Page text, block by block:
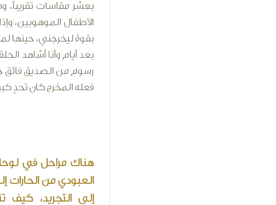
بعشر مقاسات
الأطفال الموهوبين،
بقوة ليخرجني، حينها
بعد أيام وأنا أشاهد
رسوم من الصديق فائق
فعله المخرج كان تحدٍ
هناك مراحل في
العبودي من الحارات
إلى التجريد، كيف